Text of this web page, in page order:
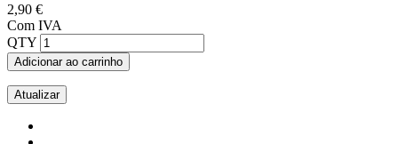
2,90 €
Com IVA
QTY
Adicionar ao carrinho